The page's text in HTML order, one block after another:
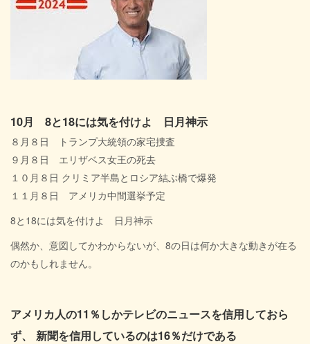
10月 8と18には気を付けよ 日月神示
８月８日 トランプ大統領の家宅捜査
９月８日 エリザベス女王の死去
１０月８日 クリミア半島とロシア結ぶ橋で爆発
１１月８日 アメリカ中間選挙予定
8と18には気を付けよ 日月神示
偶然か、意図してかわからないが、8の日は何か大きな動きが在る
のかもしれません。
アメリカ人の11％しかテレビのニュースを信用しておら
ず、 新聞を信用しているのは16％だけである